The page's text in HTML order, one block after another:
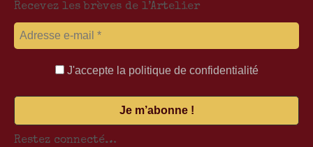
Recevez les brèves de l’Artelier
J'accepte la politique de confidentialité
Restez connecté…